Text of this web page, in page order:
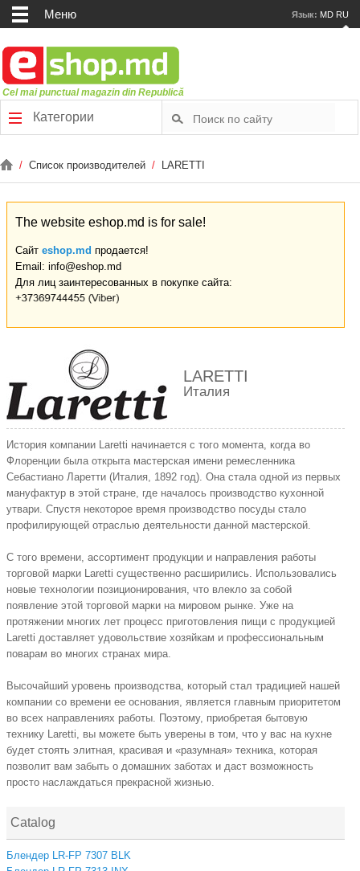
Меню Язык: MD RU
Cel mai punctual magazin din Republică
Категории
/ Список производителей / LARETTI
The website eshop.md is for sale!
Сайт eshop.md продается!
Email: info@eshop.md
Для лиц заинтересованных в покупке сайта:
LARETTI
Италия
История компании Laretti начинается с того момента, когда во
Флоренции была открыта мастерская имени ремесленника
Себастиано Ларетти (Италия, 1892 год). Она стала одной из первых
мануфактур в этой стране, где началось производство кухонной
утвари. Спустя некоторое время производство посуды стало
профилирующей отраслью деятельности данной мастерской.
С того времени, ассортимент продукции и направления работы
торговой марки Laretti существенно расширились. Использовались
новые технологии позиционирования, что влекло за собой
появление этой торговой марки на мировом рынке. Уже на
протяжении многих лет процесс приготовления пищи с продукцией
Laretti доставляет удовольствие хозяйкам и профессиональным
поварам во многих странах мира.
Высочайший уровень производства, который стал традицией нашей
компании со времени ее основания, является главным приоритетом
во всех направлениях работы. Поэтому, приобретая бытовую
технику Laretti, вы можете быть уверены в том, что у вас на кухне
будет стоять элитная, красивая и «разумная» техника, которая
позволит вам забыть о домашних заботах и даст возможность
просто наслаждаться прекрасной жизнью.
Catalog
Блендер LR-FP 7307 BLK